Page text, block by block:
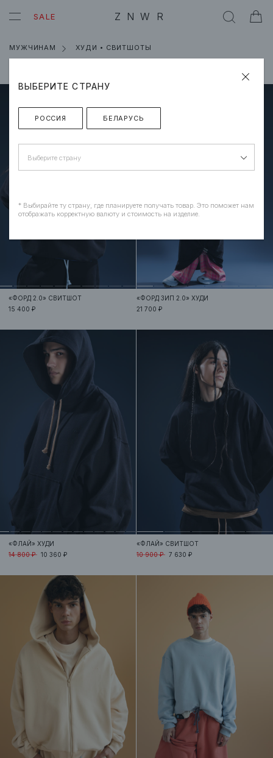
SALE ZNWR
МУЖЧИНАМ ХУДИ • СВИТШОТЫ
«ФОРД 2.0» СВИТШОТ
15 400 ₽
«ФОРД ЗИП 2.0»ХУДИ
21 700 ₽
«ФЛАЙ»ХУДИ
14 800 ₽ 10 360 ₽
«ФЛАЙ» СВИТШОТ
10 900 ₽ 7 630 ₽
ВЫБЕРИТЕ СТРАНУ
РОССИЯ БЕЛАРУСЬ
Выберите страну
* Выбирайте ту страну, где планируете получать товар. Это поможет нам
отображать корректную валюту и стоимость на изделие.